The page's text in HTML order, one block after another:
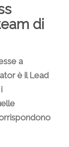
di
a
è il Lead
i